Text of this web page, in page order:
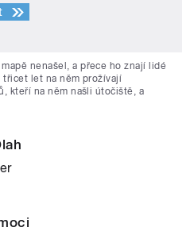
nenašel, a přece ho znají lidé
třicet let na něm prožívají
kteří na něm našli útočiště, a